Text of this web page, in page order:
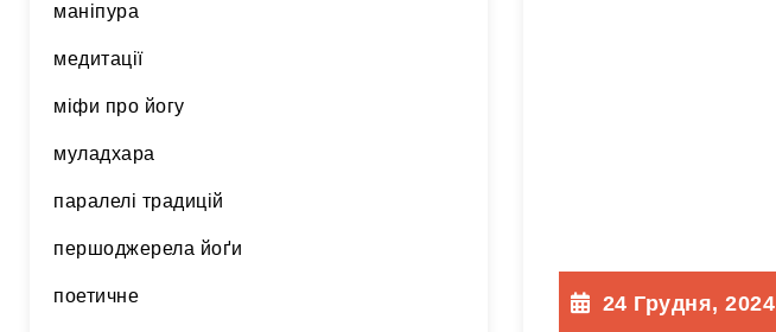
маніпура
медитації
міфи про йогу
муладхара
паралелі традицій
першоджерела йоґи
поетичне 24 Грудня, 2024